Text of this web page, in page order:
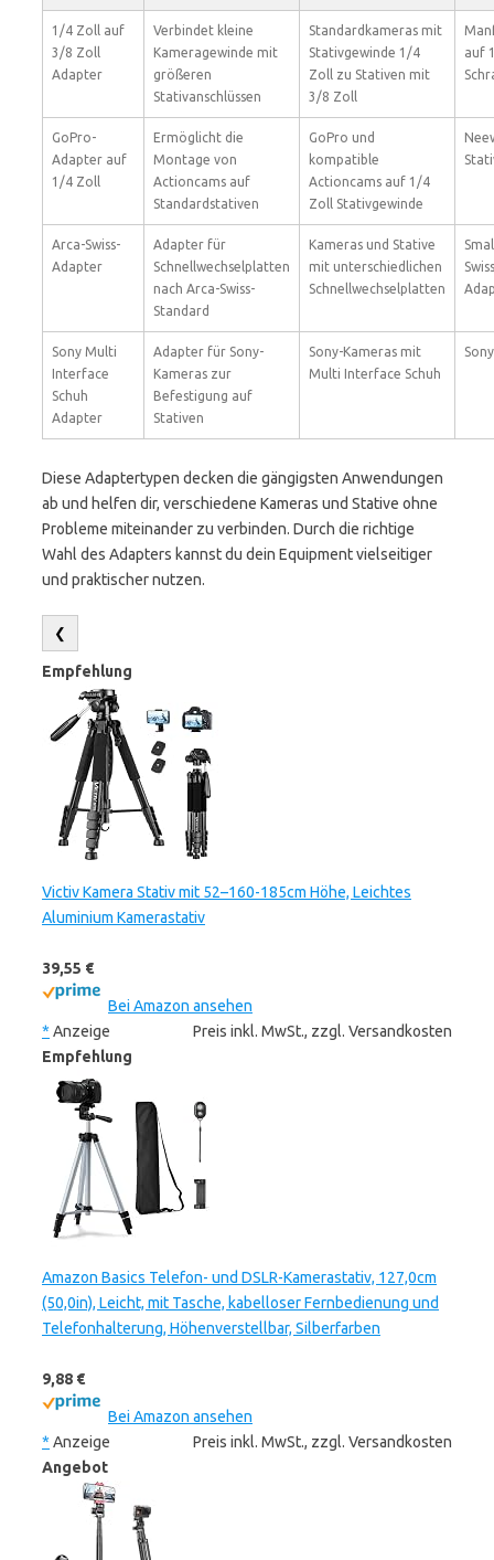
1/4 Zoll auf
3/8 Zoll
Adapter
Verbindet kleine
Kameragewinde mit
größeren
Stativanschlüssen
Standardkameras mit
Stativgewinde 1/4
Zoll zu Stativen mit
3/8 Zoll
auf
GoPro-
Adapter auf
1/4 Zoll
Ermöglicht die
Montage von
Actioncams auf
Standardstativen
GoPro und
kompatible
Actioncams auf 1/4
Zoll Stativgewinde
Arca-Swiss-
Adapter
Adapter für
Schnellwechselplatten
nach Arca-Swiss-
Standard
Kameras und Stative
mit unterschiedlichen
Schnellwechselplatten
Swiss
Sony Multi
Interface
Schuh
Adapter
Adapter für Sony-
Kameras zur
Befestigung auf
Stativen
Sony-Kameras mit
Multi Interface Schuh
Diese Adaptertypen decken die gängigsten Anwendungen
ab und helfen dir, verschiedene Kameras und Stative ohne
Probleme miteinander zu verbinden. Durch die richtige
Wahl des Adapters kannst du dein Equipment vielseitiger
und praktischer nutzen.
❮
Empfehlung
Victiv Kamera Stativ mit 52–160-185cm Höhe, Leichtes
Aluminium Kamerastativ
39,55 €
Bei Amazon ansehen
* Anzeige
Preis inkl. MwSt., zzgl. Versandkosten
Empfehlung
Amazon Basics Telefon- und DSLR-Kamerastativ, 127,0cm
(50,0in), Leicht, mit Tasche, kabelloser Fernbedienung und
Telefonhalterung, Höhenverstellbar, Silberfarben
9,88 €
Bei Amazon ansehen
* Anzeige
Preis inkl. MwSt., zzgl. Versandkosten
Angebot